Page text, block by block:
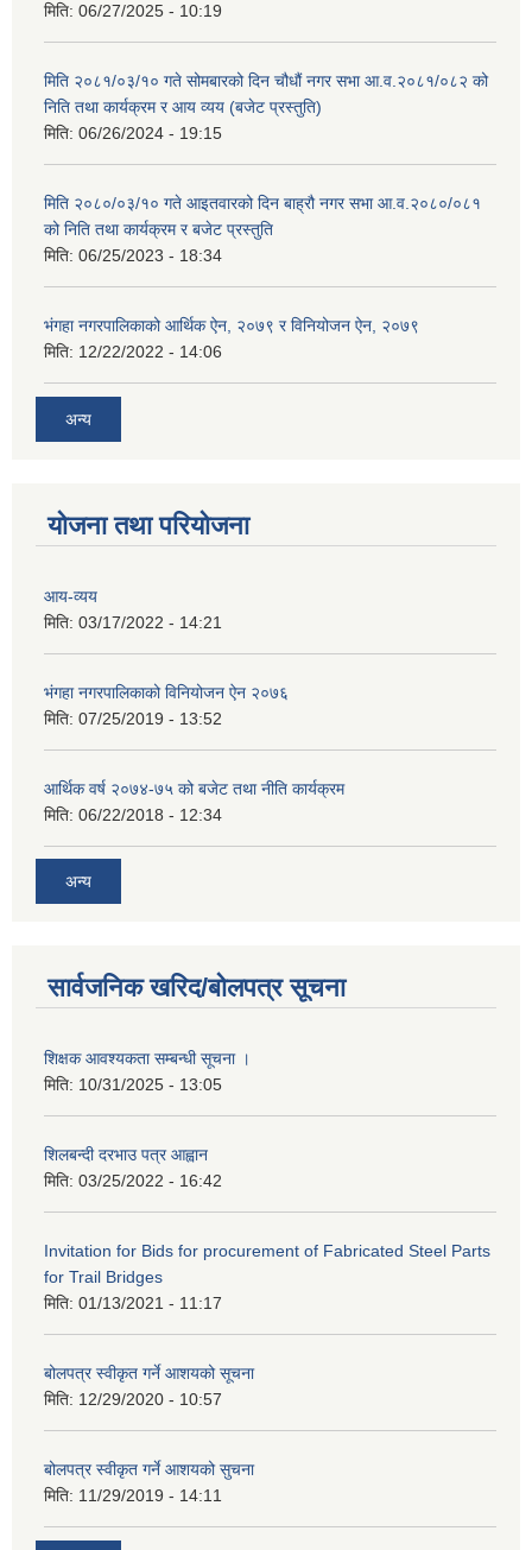
मिति: 06/27/2025 - 10:19
मिति २०८१/०३/१० गते सोमबारको दिन चौधौं नगर सभा आ.व.२०८१/०८२ को
निति तथा कार्यक्रम र आय व्यय (बजेट प्रस्तुति)
मिति: 06/26/2024 - 19:15
मिति २०८०/०३/१० गते आइतवारको दिन बाह्रौ नगर सभा आ.व.२०८०/०८१
को निति तथा कार्यक्रम र बजेट प्रस्तुति
मिति: 06/25/2023 - 18:34
भंगहा नगरपालिकाको आर्थिक ऐन, २०७९ र विनियोजन ऐन, २०७९
मिति: 12/22/2022 - 14:06
अन्य
योजना तथा परियोजना
आय-व्यय
मिति: 03/17/2022 - 14:21
भंगहा नगरपालिकाको विनियोजन ऐन २०७६
मिति: 07/25/2019 - 13:52
आर्थिक वर्ष २०७४-७५ को बजेट तथा नीति कार्यक्रम
मिति: 06/22/2018 - 12:34
अन्य
सार्वजनिक खरिद/बोलपत्र सूचना
शिक्षक आवश्यकता सम्बन्धी सूचना ।
मिति: 10/31/2025 - 13:05
शिलबन्दी दरभाउ पत्र आह्वान
मिति: 03/25/2022 - 16:42
Invitation for Bids for procurement of Fabricated Steel Parts
for Trail Bridges
मिति: 01/13/2021 - 11:17
बोलपत्र स्वीकृत गर्ने आशयको सूचना
मिति: 12/29/2020 - 10:57
बोलपत्र स्वीकृत गर्ने आशयको सुचना
मिति: 11/29/2019 - 14:11